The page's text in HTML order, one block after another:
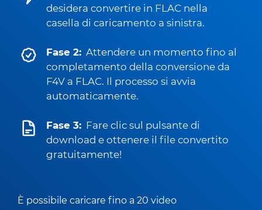
desidera convertire in FLAC nella
casella di caricamento a sinistra.
Fase 2: Attendere un momento fino al
completamento della conversione da
F4V a FLAC. Il processo si avvia
automaticamente.
Fase 3: Fare clic sul pulsante di
download e ottenere il file convertito
gratuitamente!
È possibile caricare fino a 20 video